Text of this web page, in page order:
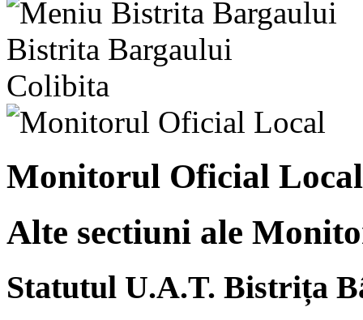
Bistrita Bargaului
Colibita
Monitorul Oficial Local
Alte sectiuni ale
Statutul U.A.T. Bistrița